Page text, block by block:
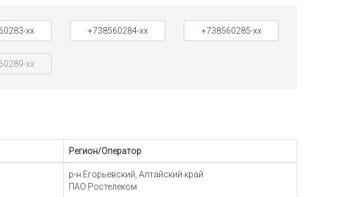
xx +738560284-xx +738560285-xx
xx
Регион/Оператор
р-н Егорьевский, Алтайский край
ПАО Ростелеком